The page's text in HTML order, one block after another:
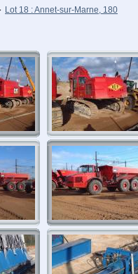
Lot 18 : Annet-sur-Marne, 180